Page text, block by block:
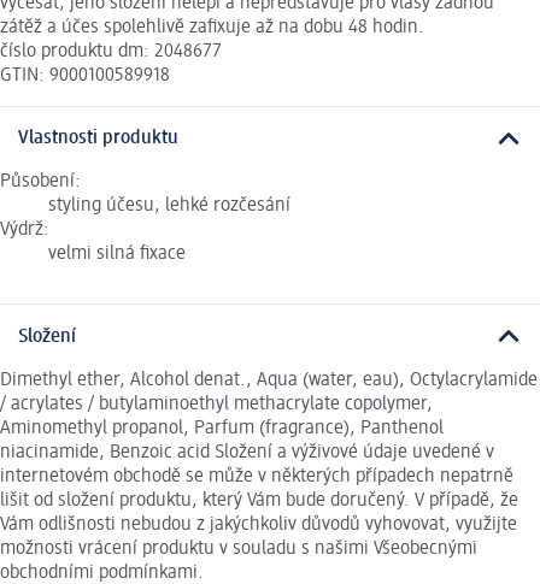
zátěž a účes spolehlivě zafixuje až na dobu 48 hodin.
číslo produktu dm: 2048677
GTIN: 9000100589918
Vlastnosti produktu
Působení:
styling účesu, lehké rozčesání
Výdrž:
velmi silná fixace
Složení
Dimethyl ether, Alcohol denat., Aqua (water, eau), Octylacrylamide
/ acrylates / butylaminoethyl methacrylate copolymer,
Aminomethyl propanol, Parfum (fragrance), Panthenol
niacinamide, Benzoic acid Složení a výživové údaje uvedené v
internetovém obchodě se může v některých případech nepatrně
lišit od složení produktu, který Vám bude doručený. V případě, že
Vám odlišnosti nebudou z jakýchkoliv důvodů vyhovovat, využijte
možnosti vrácení produktu v souladu s našimi Všeobecnými
obchodními podmínkami.